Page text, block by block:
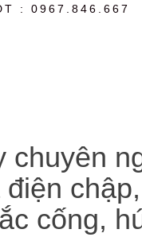
: 0967.846.667
cống,